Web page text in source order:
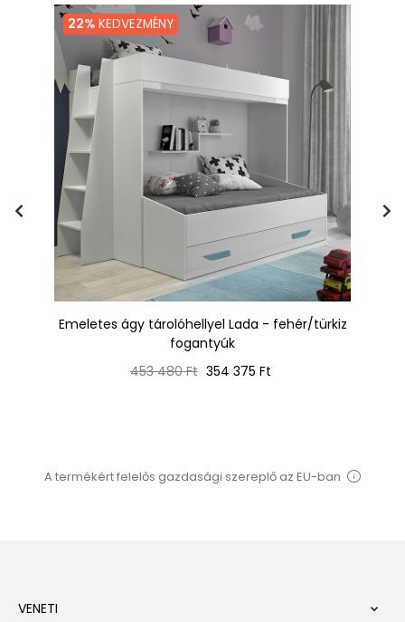
22% KEDVEZMÉNY
Emeletes ágy tárolóhellyel Lada - fehér/türkiz
fogantyúk
Normál
453 480 Ft Ár
354 375 Ft
A termékért felelős gazdasági szereplő az EU-ban
VENETI 